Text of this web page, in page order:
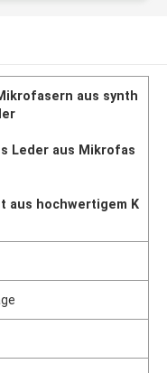
aus synth
Leder aus Mikrofas
aus hochwertigem K